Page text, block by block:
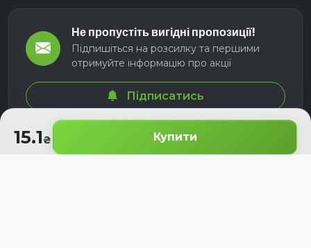
15.1 Купити
Не пропустіть вигідні пропозиції!
Підпишіться на розсилку та першими
отримуйте інформацію про акції
Підписатись
© 2026 СЕЛМ АГРО. Всі права захищені.